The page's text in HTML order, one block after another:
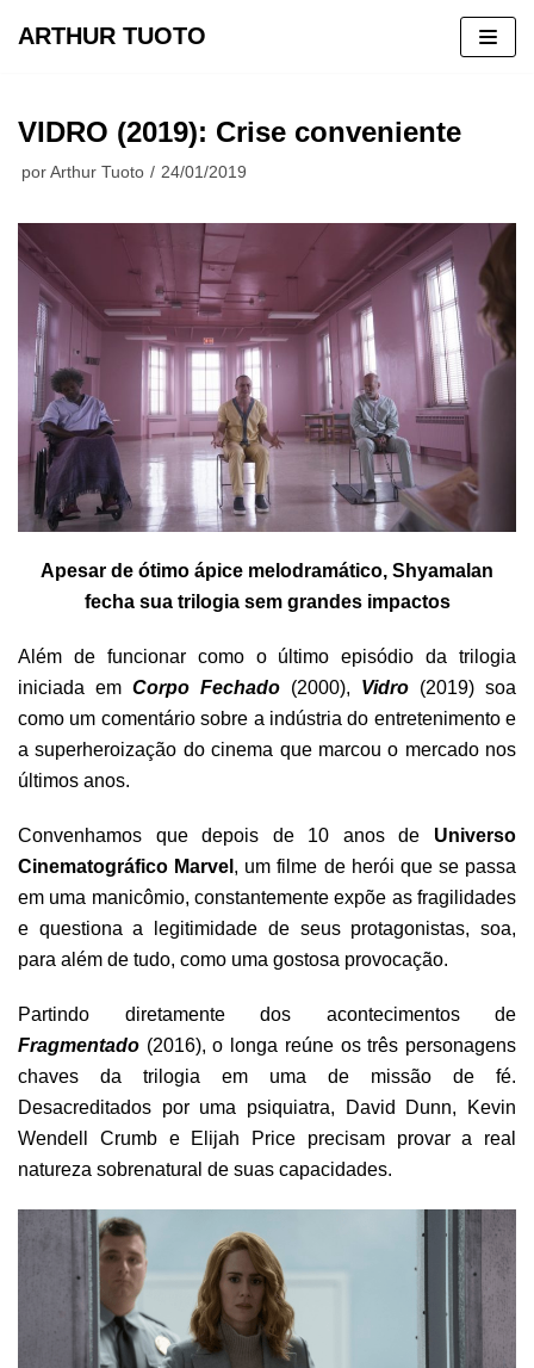
o
ARTHUR TUOTO
VIDRO (2019): Crise conveniente
por Arthur Tuoto 24/01/2019
Apesar de ótimo ápice melodramático, Shyamalan
fecha sua trilogia sem grandes impactos
Além de funcionar como o último episódio da trilogia
iniciada em Corpo Fechado (2000), Vidro (2019) soa
como um comentário sobre a indústria do entretenimento e
a superheroização do cinema que marcou o mercado nos
últimos anos.
Convenhamos que depois de 10 anos de Universo
Cinematográfico Marvel , um filme de herói que se passa
em uma manicômio, constantemente expõe as fragilidades
e questiona a legitimidade de seus protagonistas, soa,
para além de tudo, como uma gostosa provocação.
Partindo diretamente dos acontecimentos de
Fragmentado (2016), o longa reúne os três personagens
chaves da trilogia em uma de missão de fé.
Desacreditados por uma psiquiatra, David Dunn, Kevin
Wendell Crumb e Elijah Price precisam provar a real
natureza sobrenatural de suas capacidades.